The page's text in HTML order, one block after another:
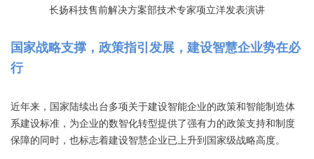
长扬科技售前解决方案部技术专家项立洋发表演讲
国家战略支撑，政策指引发展，建设智慧企业势在必
行
近年来，国家陆续出台多项关于建设智能企业的政策和智能制造体
系建设标准，为企业的数智化转型提供了强有力的政策支持和制度
保障的同时，也标志着建设智慧企业已上升到国家级战略高度。